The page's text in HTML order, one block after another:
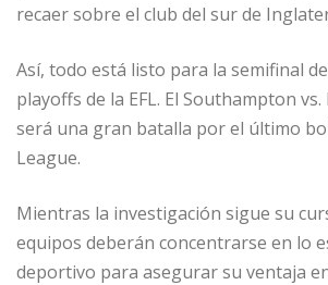
recaer sobre el club del sur de
Así, todo está listo para la semifinal
playoffs de la EFL. El Southampton
será una gran batalla por el último
League.
Mientras la investigación sigue su
equipos deberán concentrarse en lo
deportivo para asegurar su ventaja